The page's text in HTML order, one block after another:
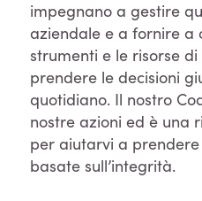
impegnano a gestire
aziendale e a fornire a
strumenti e le risorse
prendere le decisioni
quotidiano. Il nostro
nostre azioni ed è una
per aiutarvi a
basate sull’integrità.